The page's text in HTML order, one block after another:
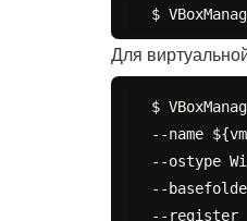
Для
$
--name
--ostype
--
--register